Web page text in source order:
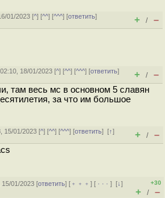
01/2023 [^] [^^] [^^^] [ответить]
+ / –
18/01/2023 [^] [^^] [^^^] [ответить]
+ / –
там весь мс в основном 5 славян
за что им большое
15/01/2023 [^] [^^] [^^^] [ответить][↑]
+ / –
15/01/2023 [ответить] [ ﹢﹢﹢] [ · · ·][↓]
+30
+ / –